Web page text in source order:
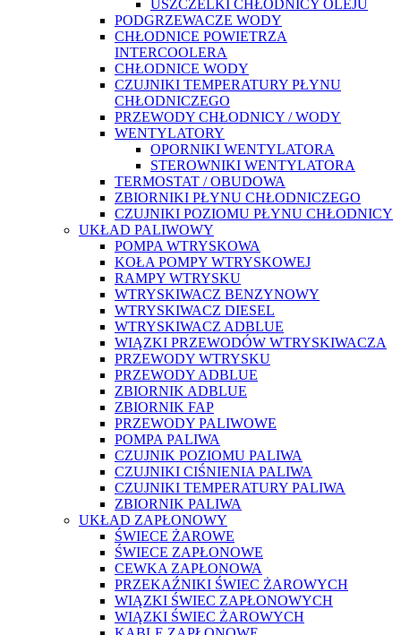
USZCZELKI CHŁODNICY OLEJU
PODGRZEWACZE WODY
CHŁODNICE POWIETRZA
INTERCOOLERA
CHŁODNICE WODY
CZUJNIKI TEMPERATURY PŁYNU
CHŁODNICZEGO
PRZEWODY CHŁODNICY / WODY
WENTYLATORY
OPORNIKI WENTYLATORA
STEROWNIKI WENTYLATORA
TERMOSTAT / OBUDOWA
ZBIORNIKI PŁYNU CHŁODNICZEGO
CZUJNIKI POZIOMU PŁYNU CHŁODNICY
UKŁAD PALIWOWY
POMPA WTRYSKOWA
KOŁA POMPY WTRYSKOWEJ
RAMPY WTRYSKU
WTRYSKIWACZ BENZYNOWY
WTRYSKIWACZ DIESEL
WTRYSKIWACZ ADBLUE
WIĄZKI PRZEWODÓW WTRYSKIWACZA
PRZEWODY WTRYSKU
PRZEWODY ADBLUE
ZBIORNIK ADBLUE
ZBIORNIK FAP
PRZEWODY PALIWOWE
POMPA PALIWA
CZUJNIK POZIOMU PALIWA
CZUJNIKI CIŚNIENIA PALIWA
CZUJNIKI TEMPERATURY PALIWA
ZBIORNIK PALIWA
UKŁAD ZAPŁONOWY
ŚWIECE ŻAROWE
ŚWIECE ZAPŁONOWE
CEWKA ZAPŁONOWA
PRZEKAŹNIKI ŚWIEC ŻAROWYCH
WIĄZKI ŚWIEC ZAPŁONOWYCH
WIĄZKI ŚWIEC ŻAROWYCH